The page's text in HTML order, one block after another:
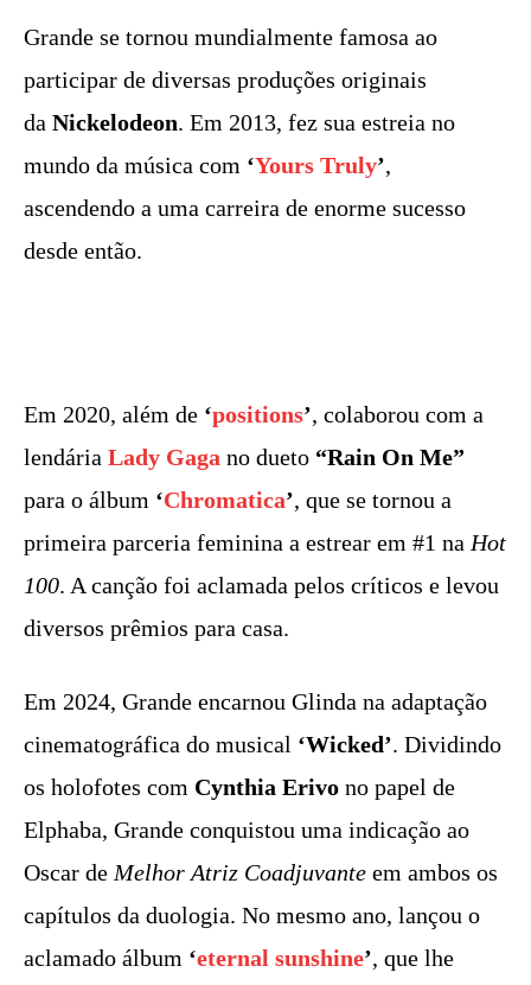
Grande se tornou mundialmente famosa ao
participar de diversas produções originais
da Nickelodeon. Em 2013, fez sua estreia no
mundo da música com ‘Yours Truly’,
ascendendo a uma carreira de enorme sucesso
desde então.
Em 2020, além de ‘positions’, colaborou com a
lendária Lady Gaga no dueto “Rain On Me”
para o álbum ‘Chromatica’, que se tornou a
primeira parceria feminina a estrear em #1 na Hot
100. A canção foi aclamada pelos críticos e levou
diversos prêmios para casa.
Em 2024, Grande encarnou Glinda na adaptação
cinematográfica do musical ‘Wicked’. Dividindo
os holofotes com Cynthia Erivo no papel de
Elphaba, Grande conquistou uma indicação ao
Oscar de Melhor Atriz Coadjuvante em ambos os
capítulos da duologia. No mesmo ano, lançou o
aclamado álbum ‘eternal sunshine’, que lhe